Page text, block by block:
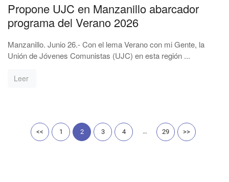
Propone UJC en Manzanillo abarcador
programa del Verano 2026
Manzanillo. Junio 26.- Con el lema Verano con mi Gente, la
Unión de Jóvenes Comunistas (UJC) en esta región ...
Leer
<< 1 2 3 4 … 29 >>